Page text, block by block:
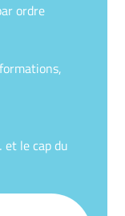
ordre
et le cap du